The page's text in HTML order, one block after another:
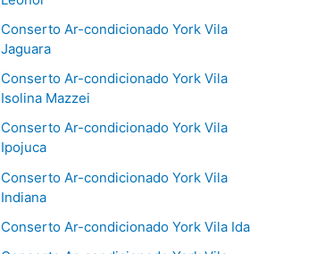
Conserto Ar-condicionado York Vila
Jaguara
Conserto Ar-condicionado York Vila
Isolina Mazzei
Conserto Ar-condicionado York Vila
Ipojuca
Conserto Ar-condicionado York Vila
Indiana
Conserto Ar-condicionado York Vila Ida